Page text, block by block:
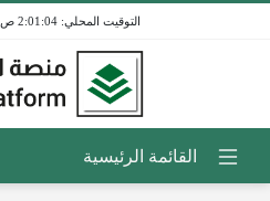
2:01:04 ص / 7 أغسطس 2026